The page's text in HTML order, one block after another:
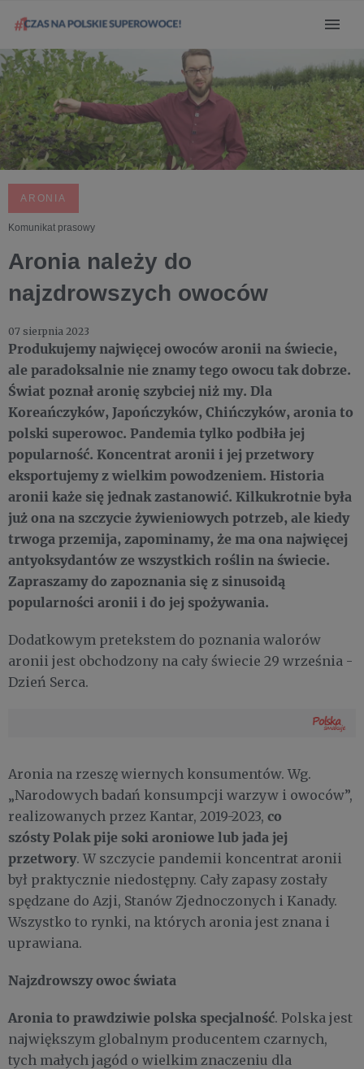
ARONIA
Komunikat prasowy
Aronia należy do
najzdrowszych owoców
07 sierpnia 2023
Produkujemy najwięcej owoców aronii na świecie,
ale paradoksalnie nie znamy tego owocu tak dobrze.
Świat poznał aronię szybciej niż my. Dla
Koreańczyków, Japończyków, Chińczyków, aronia to
polski superowoc. Pandemia tylko podbiła jej
popularność. Koncentrat aronii i jej przetwory
eksportujemy z wielkim powodzeniem. Historia
aronii każe się jednak zastanowić. Kilkukrotnie była
już ona na szczycie żywieniowych potrzeb, ale kiedy
trwoga przemija, zapominamy, że ma ona najwięcej
antyoksydantów ze wszystkich roślin na świecie.
Zapraszamy do zapoznania się z sinusoidą
popularności aronii i do jej spożywania.
Dodatkowym pretekstem do poznania walorów
aronii jest obchodzony na cały świecie 29 września -
Dzień Serca.
Aronia na rzeszę wiernych konsumentów. Wg.
„Narodowych badań konsumpcji warzyw i owoców”,
realizowanych przez Kantar, 2019-2023, co
szósty Polak pije soki aroniowe lub jada jej
przetwory. W szczycie pandemii koncentrat aronii
był praktycznie niedostępny. Cały zapasy zostały
spędzane do Azji, Stanów Zjednoczonych i Kanady.
Wszystko to rynki, na których aronia jest znana i
uprawiana.
Najzdrowszy owoc świata
Aronia to prawdziwie polska specjalność. Polska jest
największym globalnym producentem czarnych,
tych małych jagód o wielkim znaczeniu dla